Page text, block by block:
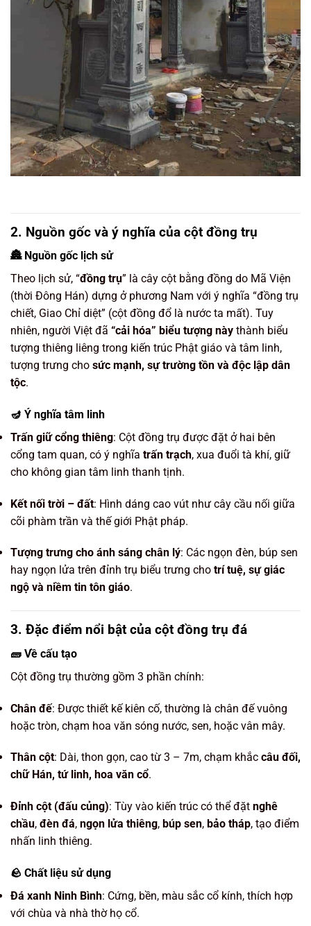
2. Nguồn gốc và ý nghĩa của cột đồng trụ
🏯 Nguồn gốc lịch sử
Theo lịch sử, “đồng trụ” là cây cột bằng đồng do Mã Viện
(thời Đông Hán) dựng ở phương Nam với ý nghĩa “đồng trụ
chiết, Giao Chỉ diệt” (cột đồng đổ là nước ta mất). Tuy
nhiên, người Việt đã “cải hóa” biểu tượng này thành biểu
tượng thiêng liêng trong kiến trúc Phật giáo và tâm linh,
tượng trưng cho sức mạnh, sự trường tồn và độc lập dân
tộc.
🪔 Ý nghĩa tâm linh
Trấn giữ cổng thiêng: Cột đồng trụ được đặt ở hai bên
cổng tam quan, có ý nghĩa trấn trạch, xua đuổi tà khí, giữ
cho không gian tâm linh thanh tịnh.
Kết nối trời – đất: Hình dáng cao vút như cây cầu nối giữa
cõi phàm trần và thế giới Phật pháp.
Tượng trưng cho ánh sáng chân lý: Các ngọn đèn, búp sen
hay ngọn lửa trên đỉnh trụ biểu trưng cho trí tuệ, sự giác
ngộ và niềm tin tôn giáo.
3. Đặc điểm nổi bật của cột đồng trụ đá
🧱 Về cấu tạo
Cột đồng trụ thường gồm 3 phần chính:
Chân đế: Được thiết kế kiên cố, thường là chân đế vuông
hoặc tròn, chạm hoa văn sóng nước, sen, hoặc vân mây.
Thân cột: Dài, thon gọn, cao từ 3 – 7m, chạm khắc câu đối,
chữ Hán, tứ linh, hoa văn cổ.
Đỉnh cột (đấu củng): Tùy vào kiến trúc có thể đặt nghê
chầu, đèn đá, ngọn lửa thiêng, búp sen, bảo tháp, tạo điểm
nhấn linh thiêng.
🪨 Chất liệu sử dụng
Đá xanh Ninh Bình: Cứng, bền, màu sắc cổ kính, thích hợp
với chùa và nhà thờ họ cổ.